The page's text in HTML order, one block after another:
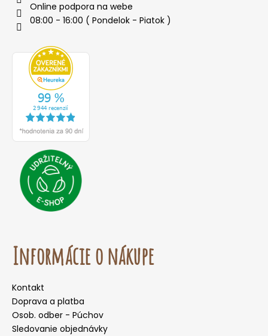
Online podpora na webe
08:00 - 16:00 ( Pondelok - Piatok )
Informácie o nákupe
Kontakt
Doprava a platba
Osob. odber - Púchov
Sledovanie objednávky